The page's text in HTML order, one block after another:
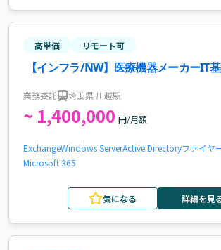
高単価 リモート可
【インフラ/NW】医療機器メーカーIT
業務委託 埼玉県 川越駅
~ 1,400,000 円/月額
ExchangeWindows ServerActive Directoryファイヤ
Microsoft 365
気になる 詳細を見